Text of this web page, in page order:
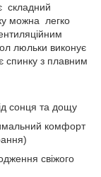
складний
можна легко
люльки виконує
спинку з плавним
сонця та дощу
комфорт
свіжого